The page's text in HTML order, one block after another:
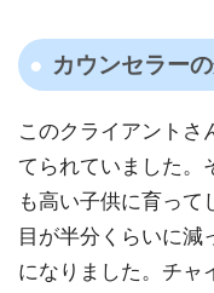
カウンセラー
このクライアントさ
てられていました。
も高い子供に育って
目が半分くらいに減
になりました。チャ